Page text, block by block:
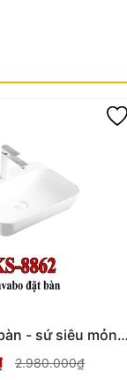
- sứ siêu mỏng
2.980.000₫